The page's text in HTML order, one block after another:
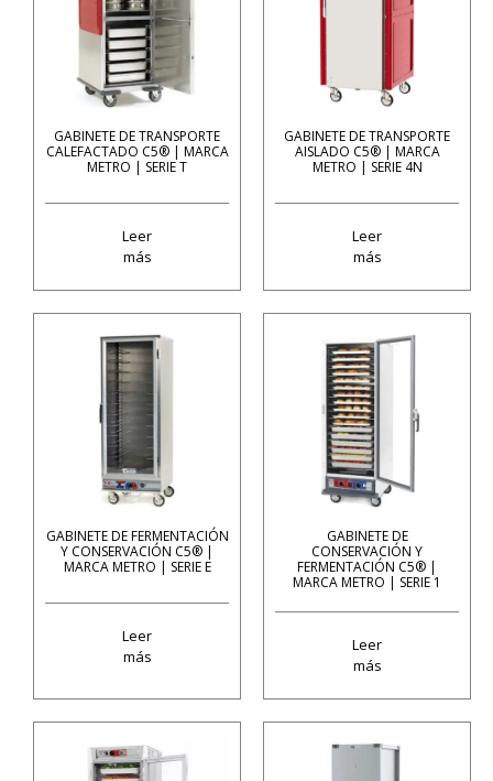
GABINETE DE TRANSPORTE
CALEFACTADO C5® | MARCA
METRO | SERIE T
Leer
más
GABINETE DE TRANSPORTE
AISLADO C5® | MARCA
METRO | SERIE 4N
Leer
más
GABINETE DE FERMENTACIÓN
Y CONSERVACIÓN C5® |
MARCA METRO | SERIE E
Leer
más
GABINETE DE
CONSERVACIÓN Y
FERMENTACIÓN C5® |
MARCA METRO | SERIE 1
Leer
más